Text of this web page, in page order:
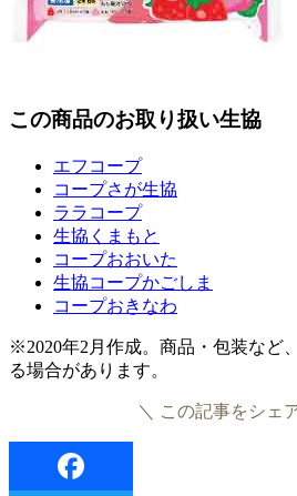
この商品のお取り扱い生協
エフコープ
コープさが生協
ララコープ
生協くまもと
コープおおいた
生協コープかごしま
コープおきなわ
※2020年2月作成。商品・包装など
る場合があります。
＼ この記事をシェ